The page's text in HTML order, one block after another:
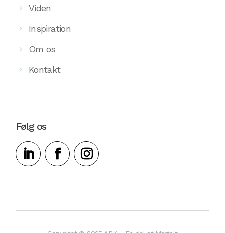
Viden
Inspiration
Om os
Kontakt
Følg os